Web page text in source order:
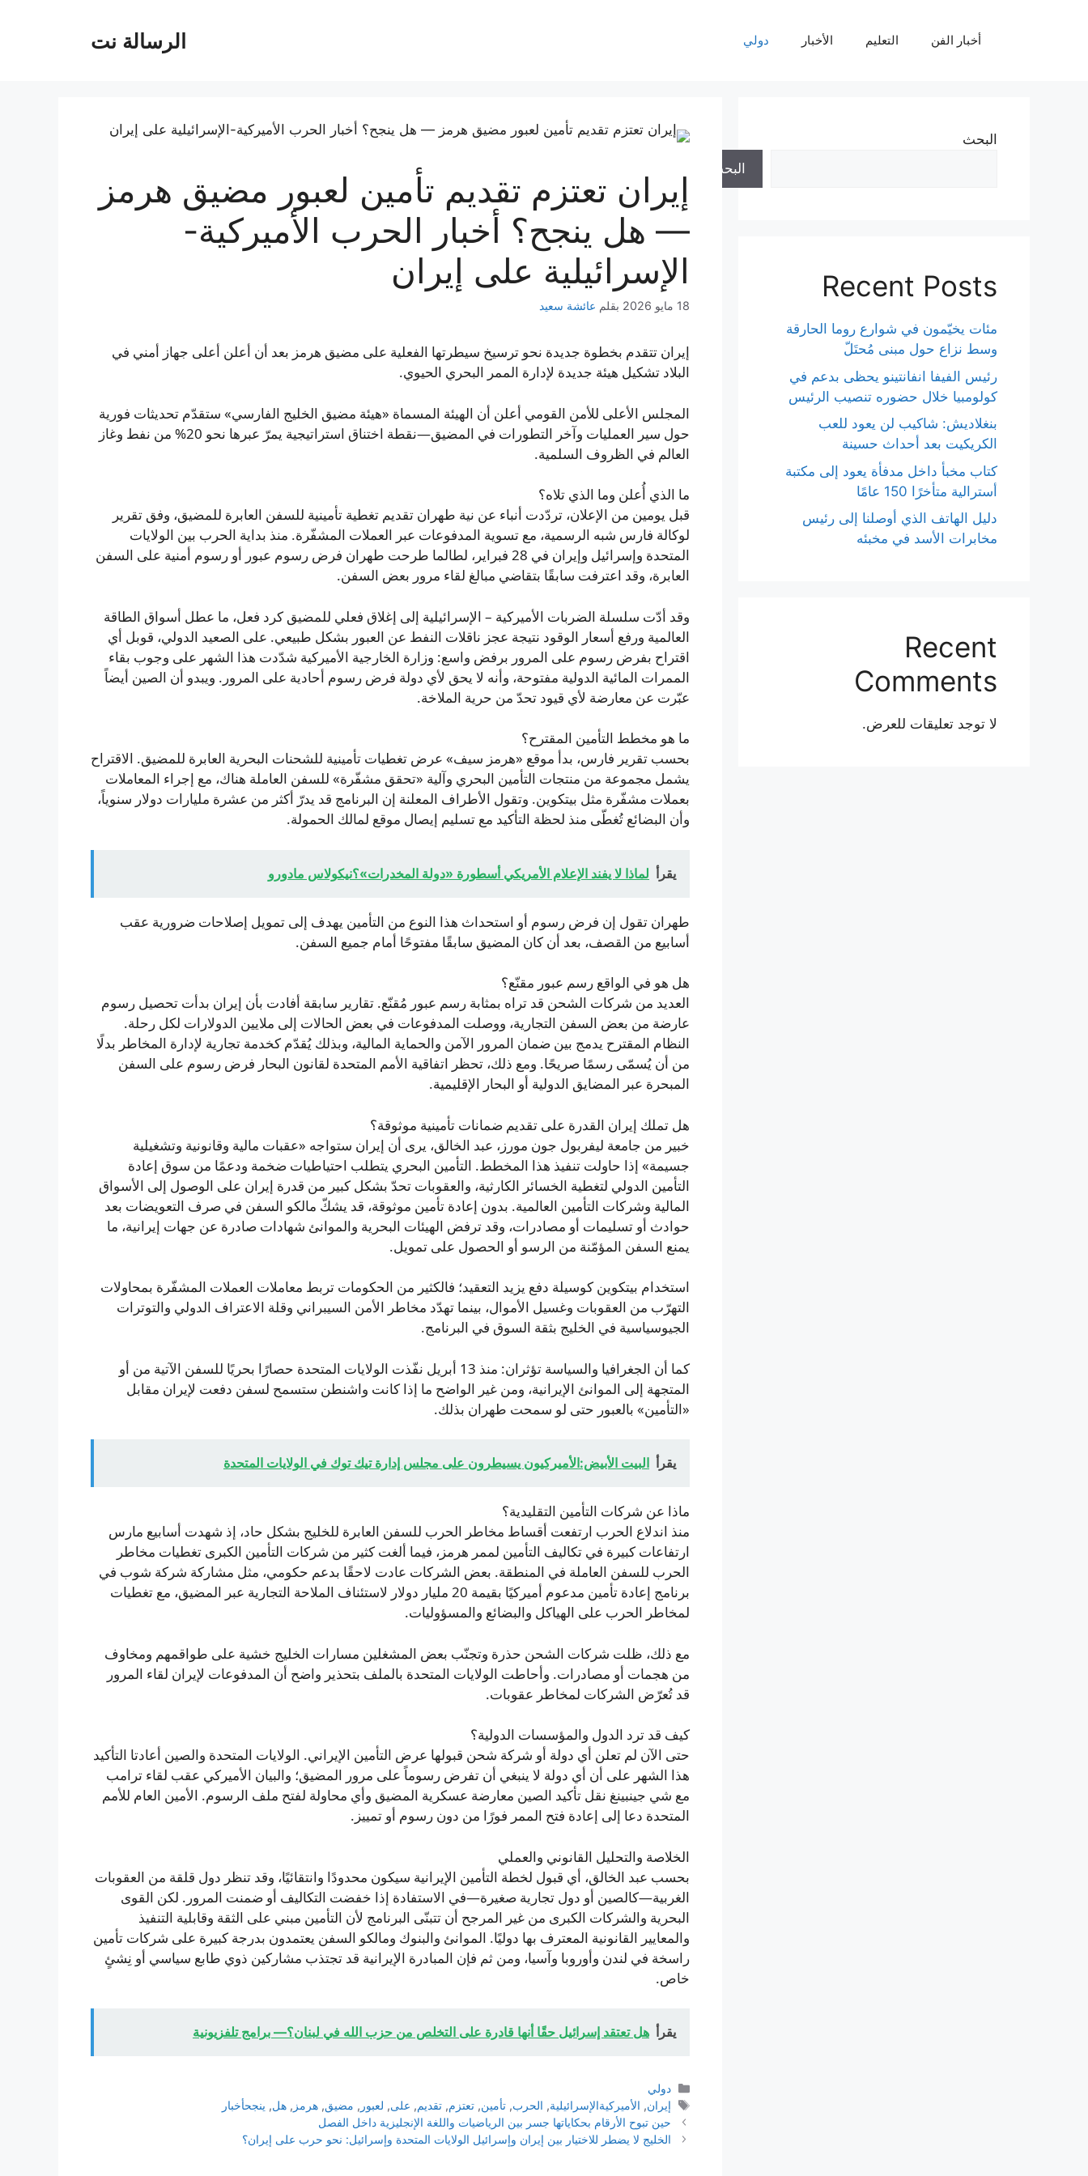
الرسالة نت أخبار الفن التعليم الأخبار دولي
إيران تعتزم تقديم تأمين لعبور مضيق هرمز
— هل ينجح؟ أخبار الحرب الأميركية-
الإسرائيلية على إيران
18 مايو 2026 بقلم عائشة سعيد
إيران تتقدم بخطوة جديدة نحو ترسيخ سيطرتها الفعلية على مضيق هرمز بعد أن أعلن أعلى جهاز أمني في
البلاد تشكيل هيئة جديدة لإدارة الممر البحري الحيوي.
المجلس الأعلى للأمن القومي أعلن أن الهيئة المسماة «هيئة مضيق الخليج الفارسي» ستقدّم تحديثات فورية
حول سير العمليات وآخر التطورات في المضيق—نقطة اختناق استراتيجية يمرّ عبرها نحو 20% من نفط وغاز
العالم في الظروف السلمية.
ما الذي أُعلن وما الذي تلاه؟
قبل يومين من الإعلان، تردّدت أنباء عن نية طهران تقديم تغطية تأمينية للسفن العابرة للمضيق، وفق تقرير
لوكالة فارس شبه الرسمية، مع تسوية المدفوعات عبر العملات المشفّرة. منذ بداية الحرب بين الولايات
المتحدة وإسرائيل وإيران في 28 فبراير، لطالما طرحت طهران فرض رسوم عبور أو رسوم أمنية على السفن
العابرة، وقد اعترفت سابقًا بتقاضي مبالغ لقاء مرور بعض السفن.
وقد أدّت سلسلة الضربات الأميركية – الإسرائيلية إلى إغلاق فعلي للمضيق كرد فعل، ما عطل أسواق الطاقة
العالمية ورفع أسعار الوقود نتيجة عجز ناقلات النفط عن العبور بشكل طبيعي. على الصعيد الدولي، قوبل أي
اقتراح بفرض رسوم على المرور برفض واسع: وزارة الخارجية الأميركية شدّدت هذا الشهر على وجوب بقاء
الممرات المائية الدولية مفتوحة، وأنه لا يحق لأي دولة فرض رسوم أحادية على المرور. ويبدو أن الصين أيضاً
عبّرت عن معارضة لأي قيود تحدّ من حرية الملاخة.
ما هو مخطط التأمين المقترح؟
بحسب تقرير فارس، بدأ موقع «هرمز سيف» عرض تغطيات تأمينية للشحنات البحرية العابرة للمضيق. الاقتراح
يشمل مجموعة من منتجات التأمين البحري وآلية «تحقق مشفّرة» للسفن العاملة هناك، مع إجراء المعاملات
بعملات مشفّرة مثل بيتكوين. وتقول الأطراف المعلنة إن البرنامج قد يدرّ أكثر من عشرة مليارات دولار سنوياً،
وأن البضائع تُغطّى منذ لحظة التأكيد مع تسليم إيصال موقع لمالك الحمولة.
يقرأ لماذا لا يفند الإعلام الأمريكي أسطورة «دولة المخدرات»؟نيكولاس مادورو
طهران تقول إن فرض رسوم أو استحداث هذا النوع من التأمين يهدف إلى تمويل إصلاحات ضرورية عقب
أسابيع من القصف، بعد أن كان المضيق سابقًا مفتوحًا أمام جميع السفن.
هل هو في الواقع رسم عبور مقنّع؟
العديد من شركات الشحن قد تراه بمثابة رسم عبور مُقنّع. تقارير سابقة أفادت بأن إيران بدأت تحصيل رسوم
عارضة من بعض السفن التجارية، ووصلت المدفوعات في بعض الحالات إلى ملايين الدولارات لكل رحلة.
النظام المقترح يدمج بين ضمان المرور الآمن والحماية المالية، وبذلك يُقدّم كخدمة تجارية لإدارة المخاطر بدلًا
من أن يُسمّى رسمًا صريحًا. ومع ذلك، تحظر اتفاقية الأمم المتحدة لقانون البحار فرض رسوم على السفن
المبحرة عبر المضايق الدولية أو البحار الإقليمية.
هل تملك إيران القدرة على تقديم ضمانات تأمينية موثوقة؟
خبير من جامعة ليفربول جون مورز، عبد الخالق، يرى أن إيران ستواجه «عقبات مالية وقانونية وتشغيلية
جسيمة» إذا حاولت تنفيذ هذا المخطط. التأمين البحري يتطلب احتياطيات ضخمة ودعمًا من سوق إعادة
التأمين الدولي لتغطية الخسائر الكارثية، والعقوبات تحدّ بشكل كبير من قدرة إيران على الوصول إلى الأسواق
المالية وشركات التأمين العالمية. بدون إعادة تأمين موثوقة، قد يشكّ مالكو السفن في صرف التعويضات بعد
حوادث أو تسليمات أو مصادرات، وقد ترفض الهيئات البحرية والموانئ شهادات صادرة عن جهات إيرانية، ما
يمنع السفن المؤمّنة من الرسو أو الحصول على تمويل.
استخدام بيتكوين كوسيلة دفع يزيد التعقيد؛ فالكثير من الحكومات تربط معاملات العملات المشفّرة بمحاولات
التهرّب من العقوبات وغسيل الأموال، بينما تهدّد مخاطر الأمن السيبراني وقلة الاعتراف الدولي والتوترات
الجيوسياسية في الخليج بثقة السوق في البرنامج.
كما أن الجغرافيا والسياسة تؤثران: منذ 13 أبريل نفّذت الولايات المتحدة حصارًا بحريًا للسفن الآتية من أو
المتجهة إلى الموانئ الإيرانية، ومن غير الواضح ما إذا كانت واشنطن ستسمح لسفن دفعت لإيران مقابل
«التأمين» بالعبور حتى لو سمحت طهران بذلك.
يقرأ البيت الأبيض:الأميركيون يسيطرون على مجلس إدارة تيك توك في الولايات المتحدة
ماذا عن شركات التأمين التقليدية؟
منذ اندلاع الحرب ارتفعت أقساط مخاطر الحرب للسفن العابرة للخليج بشكل حاد، إذ شهدت أسابيع مارس
ارتفاعات كبيرة في تكاليف التأمين لممر هرمز، فيما ألغت كثير من شركات التأمين الكبرى تغطيات مخاطر
الحرب للسفن العاملة في المنطقة. بعض الشركات عادت لاحقًا بدعم حكومي، مثل مشاركة شركة شوب في
برنامج إعادة تأمين مدعوم أميركيًا بقيمة 20 مليار دولار لاستئناف الملاحة التجارية عبر المضيق، مع تغطيات
لمخاطر الحرب على الهياكل والبضائع والمسؤوليات.
مع ذلك، ظلت شركات الشحن حذرة وتجنّب بعض المشغلين مسارات الخليج خشية على طواقمهم ومخاوف
من هجمات أو مصادرات. وأحاطت الولايات المتحدة بالملف بتحذير واضح أن المدفوعات لإيران لقاء المرور
قد تُعرّض الشركات لمخاطر عقوبات.
كيف قد ترد الدول والمؤسسات الدولية؟
حتى الآن لم تعلن أي دولة أو شركة شحن قبولها عرض التأمين الإيراني. الولايات المتحدة والصين أعادتا التأكيد
هذا الشهر على أن أي دولة لا ينبغي أن تفرض رسوماً على مرور المضيق؛ والبيان الأميركي عقب لقاء ترامب
مع شي جينبينغ نقل تأكيد الصين معارضة عسكرية المضيق وأي محاولة لفتح ملف الرسوم. الأمين العام للأمم
المتحدة دعا إلى إعادة فتح الممر فورًا من دون رسوم أو تمييز.
الخلاصة والتحليل القانوني والعملي
بحسب عبد الخالق، أي قبول لخطة التأمين الإيرانية سيكون محدودًا وانتقائيًا، وقد تنظر دول قلقة من العقوبات
الغربية—كالصين أو دول تجارية صغيرة—في الاستفادة إذا خفضت التكاليف أو ضمنت المرور. لكن القوى
البحرية والشركات الكبرى من غير المرجح أن تتبنّى البرنامج لأن التأمين مبني على الثقة وقابلية التنفيذ
والمعايير القانونية المعترف بها دوليًا. الموانئ والبنوك ومالكو السفن يعتمدون بدرجة كبيرة على شركات تأمين
راسخة في لندن وأوروبا وآسيا، ومن ثم فإن المبادرة الإيرانية قد تجتذب مشاركين ذوي طابع سياسي أو نِشئٍ
خاص.
يقرأ هل تعتقد إسرائيل حقًا أنها قادرة على التخلص من حزب الله في لبنان؟— برامج تلفزيونية
التصنيفات
دولي
الوسوم
إيران, الأميركيةالإسرائيلية, الحرب,تأمين,تعتزم,تقديم, على, لعبور , مضيق,هرمز ,هل, ينجحأخبار
حين تبوح الأرقام بحكاياتها جسر بين الرياضيات واللغة الإنجليزية داخل الفصل
الخليج لا يضطر للاختيار بين إيران وإسرائيل الولايات المتحدة وإسرائيل: نحو حرب على إيران؟
البحث
البحث
Recent Posts
مئات يخيّمون في شوارع روما الحارقة
وسط نزاع حول مبنى مُحتَلّ
رئيس الفيفا انفانتينو يحظى بدعم في
كولومبيا خلال حضوره تنصيب الرئيس
بنغلاديش: شاكيب لن يعود للعب
الكريكيت بعد أحداث حسينة
كتاب مخبأ داخل مدفأة يعود إلى مكتبة
أسترالية متأخرًا 150 عامًا
دليل الهاتف الذي أوصلنا إلى رئيس
مخابرات الأسد في مخبئه
Recent
Comments
لا توجد تعليقات للعرض.